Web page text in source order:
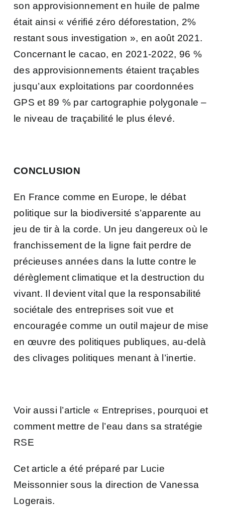
son approvisionnement en huile de palme
était ainsi « vérifié zéro déforestation, 2%
restant sous investigation », en août 2021.
Concernant le cacao, en 2021-2022, 96 %
des approvisionnements étaient traçables
jusqu’aux exploitations par coordonnées
GPS et 89 % par cartographie polygonale –
le niveau de traçabilité le plus élevé.
CONCLUSION
En France comme en Europe, le débat
politique sur la biodiversité s’apparente au
jeu de tir à la corde. Un jeu dangereux où le
franchissement de la ligne fait perdre de
précieuses années dans la lutte contre le
dérèglement climatique et la destruction du
vivant. Il devient vital que la responsabilité
sociétale des entreprises soit vue et
encouragée comme un outil majeur de mise
en œuvre des politiques publiques, au-delà
des clivages politiques menant à l’inertie.
Voir aussi l’article « Entreprises, pourquoi et
comment mettre de l’eau dans sa stratégie
RSE
Cet article a été préparé par Lucie
Meissonnier sous la direction de Vanessa
Logerais.